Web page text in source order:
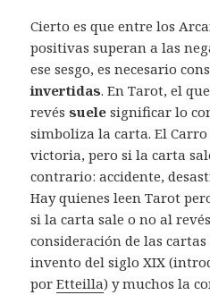
Cierto es que entre los
positivas superan a las
ese sesgo, es necesario
invertidas. En Tarot, el
revéssuelesignificar lo
simboliza la carta. El
victoria, pero si la carta
contrario: accidente,
Hay quienes leen Tarot
si la carta sale o no al
consideración de las
invento del siglo XIX
porEtteilla) y muchos la